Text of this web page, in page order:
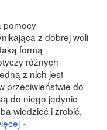
pomocy
z dobrej woli
formą
różnych
z nich jest
przeciwieństwie do
do niego jedynie
wiedzieć i zrobić,
»